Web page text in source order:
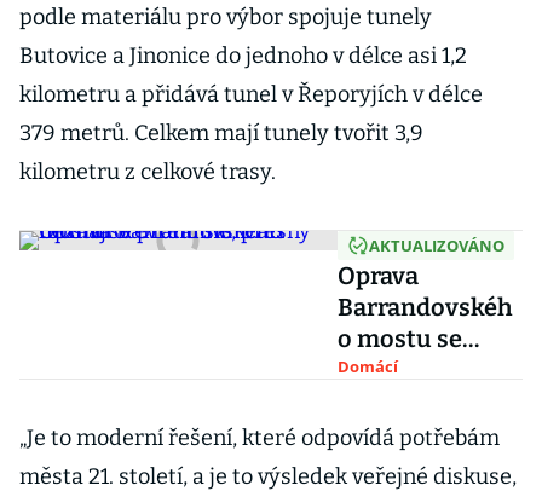
podle materiálu pro výbor spojuje tunely
Butovice a Jinonice do jednoho v délce asi 1,2
kilometru a přidává tunel v Řeporyjích v délce
379 metrů. Celkem mají tunely tvořit 3,9
kilometru z celkové trasy.
AKTUALIZOVÁNO
Oprava
Barrandovskéh
o mostu se
protáhne,
otevření
silničáři neznají
Domácí
„Je to moderní řešení, které odpovídá potřebám
města 21. století, a je to výsledek veřejné diskuse,